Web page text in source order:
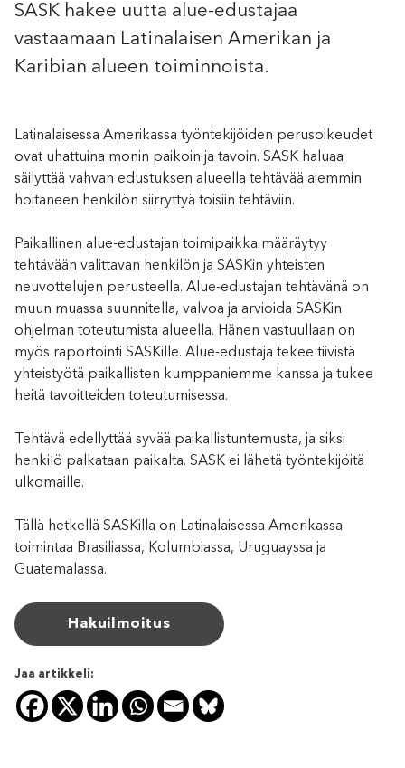
SASK hakee uutta alue-edustajaa
vastaamaan Latinalaisen Amerikan ja
Karibian alueen toiminnoista.
Latinalaisessa Amerikassa työntekijöiden perusoikeudet
ovat uhattuina monin paikoin ja tavoin. SASK haluaa
säilyttää vahvan edustuksen alueella tehtävää aiemmin
hoitaneen henkilön siirryttyä toisiin tehtäviin.
Paikallinen alue-edustajan toimipaikka määräytyy
tehtävään valittavan henkilön ja SASKin yhteisten
neuvottelujen perusteella. Alue-edustajan tehtävänä on
muun muassa suunnitella, valvoa ja arvioida SASKin
ohjelman toteutumista alueella. Hänen vastuullaan on
myös raportointi SASKille. Alue-edustaja tekee tiivistä
yhteistyötä paikallisten kumppaniemme kanssa ja tukee
heitä tavoitteiden toteutumisessa.
Tehtävä edellyttää syvää paikallistuntemusta, ja siksi
henkilö palkataan paikalta. SASK ei lähetä työntekijöitä
ulkomaille.
Tällä hetkellä SASKilla on Latinalaisessa Amerikassa
toimintaa Brasiliassa, Kolumbiassa, Uruguayssa ja
Guatemalassa.
Hakuilmoitus
Jaa artikkeli: